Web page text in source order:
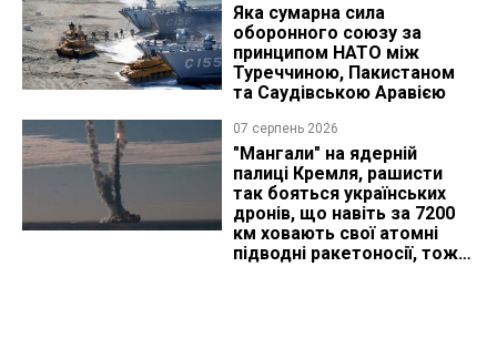
Яка сумарна сила
оборонного союзу за
принципом НАТО між
Туреччиною, Пакистаном
та Саудівською Аравією
07 серпень 2026
"Мангали" на ядерній
палиці Кремля, рашисти
так бояться українських
дронів, що навіть за 7200
км ховають свої атомні
підводні ракетоносії, тож